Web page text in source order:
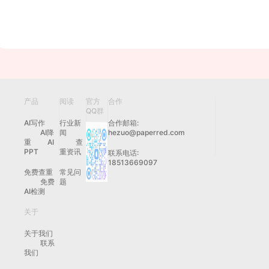
产品
AI写作
AI降
重
AI
PPT
免费查重
免费
AI检测
关于
关于我们
联系
我们
阅读
行业新
闻
查
重资讯
常见问
题
官方
QQ群
合作
合作邮箱:
hezuo@paperred.com
联系电话:
18513669097